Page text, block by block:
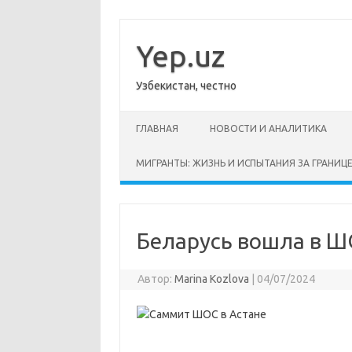
содержимому
Yep.uz
Узбекистан, честно
ГЛАВНАЯ НОВОСТИ И АНАЛИТИКА
МИГРАНТЫ: ЖИЗНЬ И ИСПЫТАНИЯ ЗА
Беларусь вошла в
Автор: Marina Kozlova 04/07/2024